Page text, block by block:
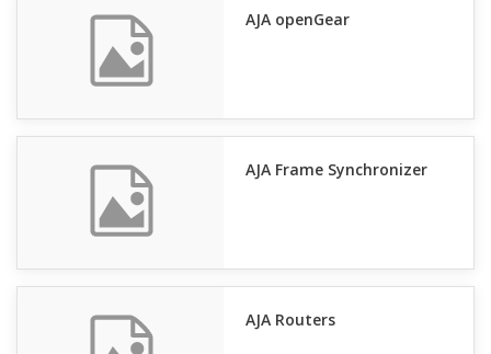
AJA openGear
AJA Frame Synchronizer
AJA Routers